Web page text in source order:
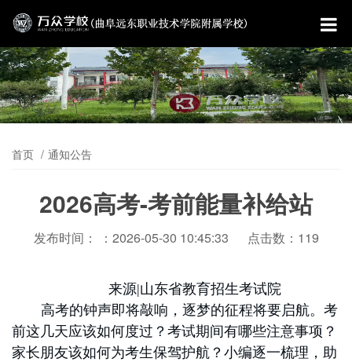
首页 通知公告
2026高考-考前能量补给站
发布时间： ：2026-05-30 10:45:33 点击数：119
来源|山东省教育招生考试院
高考的钟声即将敲响，逐梦的征程将要启航。考
前这几天应该如何度过？考试期间有哪些注意事项？
家长朋友该如何为考生保驾护航？小编逐一梳理，助